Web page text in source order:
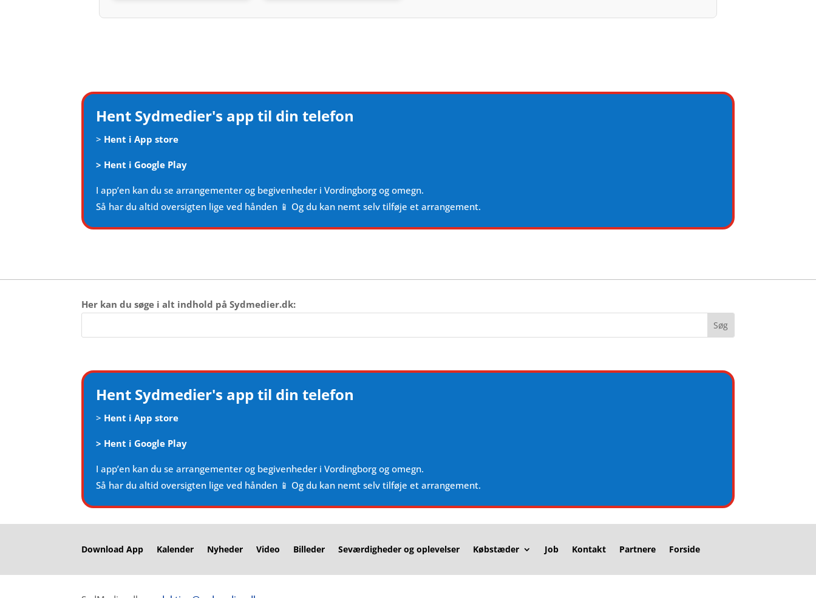
Hent Sydmedier's app til din telefon
> Hent i App store
> Hent i Google Play
I app’en kan du se arrangementer og begivenheder i Vordingborg og omegn.
Så har du altid oversigten lige ved hånden 📱 Og du kan nemt selv tilføje et arrangement.
Her kan du søge i alt indhold på Sydmedier.dk:
Hent Sydmedier's app til din telefon
> Hent i App store
> Hent i Google Play
I app’en kan du se arrangementer og begivenheder i Vordingborg og omegn.
Så har du altid oversigten lige ved hånden 📱 Og du kan nemt selv tilføje et arrangement.
Download App Kalender Nyheder Video Billeder Seværdigheder og oplevelser Købstæder Job Kontakt Partnere Forside